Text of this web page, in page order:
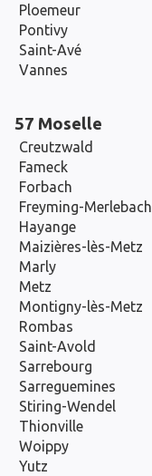
Ploemeur
Pontivy
Saint-Avé
Vannes
57 Moselle
Creutzwald
Fameck
Forbach
Freyming-Merlebach
Hayange
Maizières-lès-Metz
Marly
Metz
Montigny-lès-Metz
Rombas
Saint-Avold
Sarrebourg
Sarreguemines
Stiring-Wendel
Thionville
Woippy
Yutz